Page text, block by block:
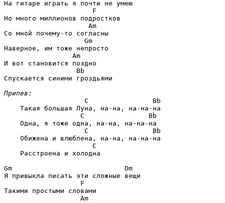
                      F
                     Am
                    Gm
                 Am
                  Bb
Спускается синими гроздьями
Припев:
                C                Bb
    Такая большая Луна, на-на, на-на-на
               C                Bb
    Одна, я тоже одна, на-на, на-на-на
                C                Bb
    Обижена и влюблена, на-на, на-на-на
                  C
    Расстроена и холодна
Gm                            Dm
                   F
                   Am